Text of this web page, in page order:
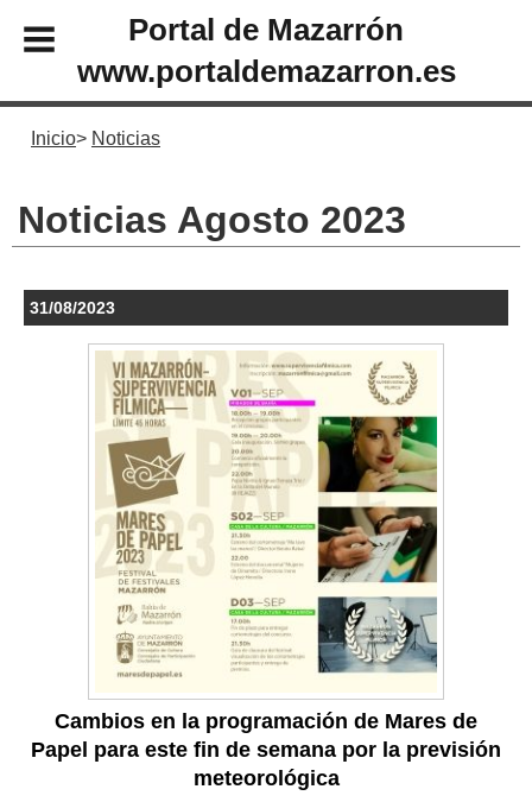
Portal de Mazarrón
www.portaldemazarron.es
Inicio Noticias
Noticias Agosto 2023
31/08/2023
Cambios en la programación de Mares de
Papel para este fin de semana por la previsión
meteorológica